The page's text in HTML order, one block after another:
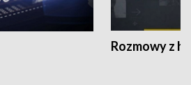
Rozmowy z